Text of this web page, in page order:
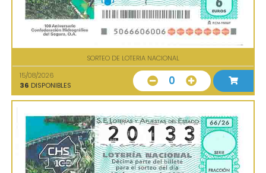
SORTEO DE LOTERIA NACIONAL
15/08/2026
36 DISPONIBLES 0